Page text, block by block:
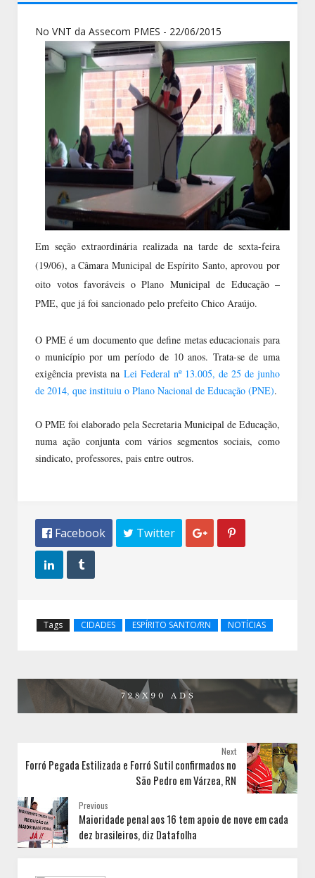
No VNT da Assecom PMES - 22/06/2015
Em seção extraordinária realizada na tarde de sexta-feira
(19/06), a Câmara Municipal de Espírito Santo, aprovou por
oito votos favoráveis o Plano Municipal de Educação –
PME, que já foi sancionado pelo prefeito Chico Araújo.
O PME é um documento que define metas educacionais para
o município por um período de 10 anos. Trata-se de uma
exigência prevista na Lei Federal nº 13.005, de 25 de junho
de 2014, que instituiu o Plano Nacional de Educação (PNE).
O PME foi elaborado pela Secretaria Municipal de Educação,
numa ação conjunta com vários segmentos sociais, como
sindicato, professores, pais entre outros.
 Facebook  Twitter  
 
Tags CIDADES ESPÍRITO SANTO/RN NOTÍCIAS
Next
Forró Pegada Estilizada e Forró Sutil confirmados no
São Pedro em Várzea, RN
Previous
Maioridade penal aos 16 tem apoio de nove em cada
dez brasileiros, diz Datafolha